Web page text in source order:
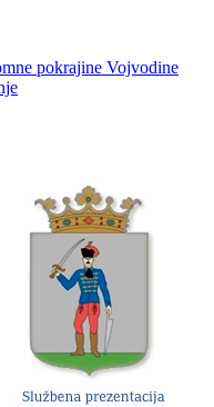
pokrajine Vojvodine